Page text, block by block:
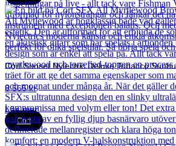
Cort Sunset Nylectric Deluxe Tobacco
8 565kr
Läs mer
Cort